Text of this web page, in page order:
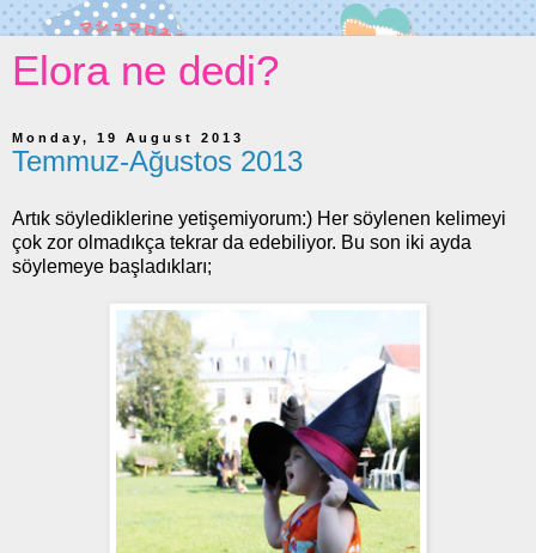
Elora ne dedi?
Monday, 19 August 2013
Temmuz-Ağustos 2013
Artık söylediklerine yetişemiyorum:) Her söylenen kelimeyi
çok zor olmadıkça tekrar da edebiliyor. Bu son iki ayda
söylemeye başladıkları;